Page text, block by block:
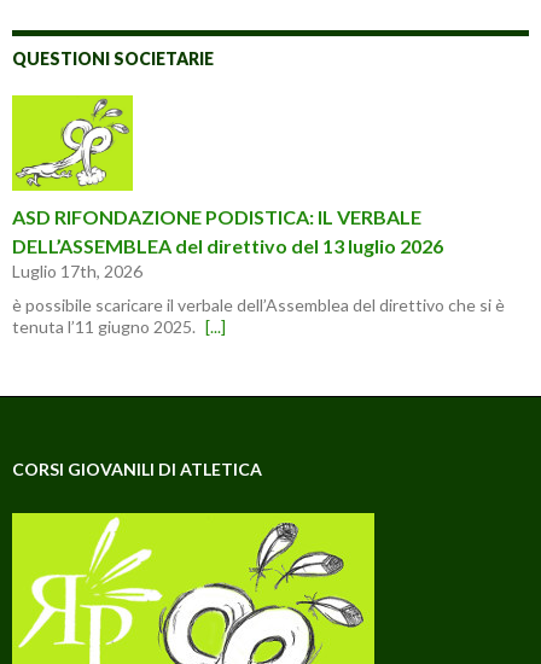
QUESTIONI SOCIETARIE
ASD RIFONDAZIONE PODISTICA: IL VERBALE
DELL’ASSEMBLEA del direttivo del 13 luglio 2026
Luglio 17th, 2026
è possibile scaricare il verbale dell’Assemblea del direttivo che si è
tenuta l’11 giugno 2025. [...]
CORSI GIOVANILI DI ATLETICA